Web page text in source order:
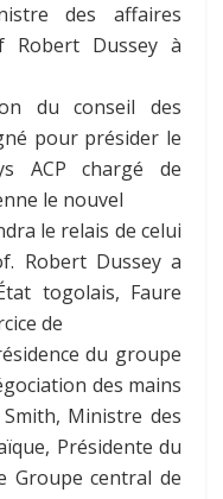
des affaires
Robert Dussey à
du conseil des
pour présider le
ACP chargé de
le nouvel
le relais de celui
Robert Dussey a
togolais, Faure
de
du groupe
des mains
Ministre des
Présidente du
Groupe central de